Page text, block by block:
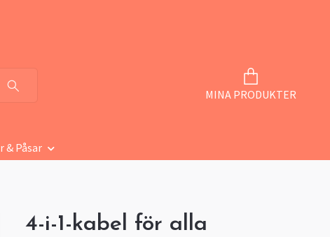
MINA PRODUKTER
& Påsar
4-i-1-kabel för alla